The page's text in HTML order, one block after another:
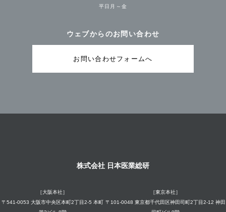
平日月～金
ウェブからのお問い合わせ
お問い合わせフォームへ
株式会社 日本医業総研
［大阪本社］
〒541-0053 大阪市中央区本町2丁目2-5 本町
［東京本社］
〒101-0048 東京都千代田区神田司町2丁目2-12 神田